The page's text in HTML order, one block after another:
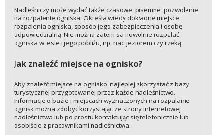
Nadleśniczy może wydać także czasowe, pisemne pozwolenie
na rozpalenie ogniska. Określa wtedy dokładne miejsce
rozpalenia ogniska, sposób jego zabezpieczenia i osobę
odpowiedzialną. Nie można zatem samowolnie rozpalać
ogniska w lesie i jego pobliżu, np. nad jeziorem czy rzeką.
Jak znaleźć miejsce na ognisko?
Aby znaleźć miejsce na ognisko, najlepiej skorzystać z bazy
turystycznej przygotowanej przez każde nadleśnictwo.
Informacje o bazie i miejscach wyznaczonych na rozpalanie
ognisk można zdobyć korzystając ze strony internetowej
nadleśnictwa lub po prostu kontaktując się telefonicznie lub
osobiście z pracownikami nadleśnictwa.